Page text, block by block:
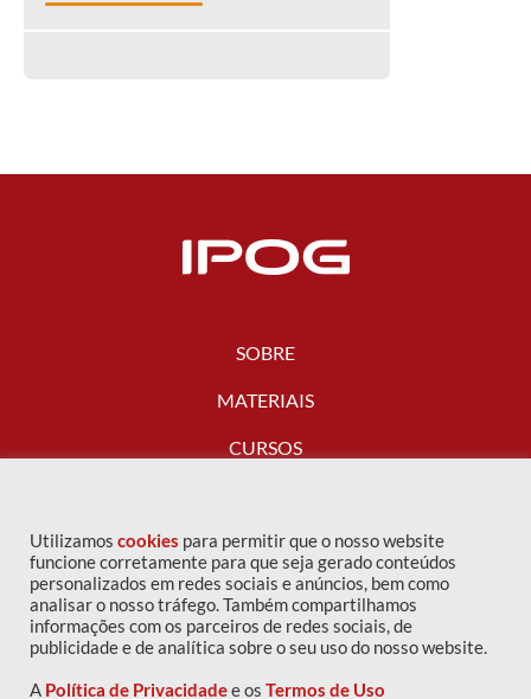
SOBRE
MATERIAIS
CURSOS
FALE CONOSCO
Utilizamos cookies para permitir que o nosso website
funcione corretamente para que seja gerado conteúdos
personalizados em redes sociais e anúncios, bem como
analisar o nosso tráfego. Também compartilhamos
informações com os parceiros de redes sociais, de
publicidade e de analítica sobre o seu uso do nosso website.
A Política de Privacidadee os Termos de Uso